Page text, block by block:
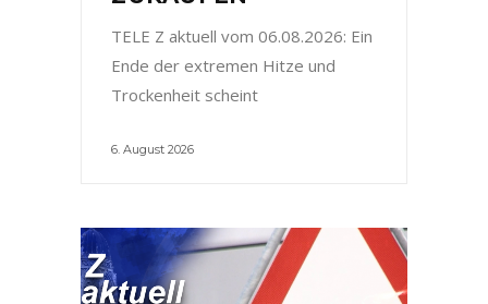
TELE Z aktuell vom 06.08.2026: Ein
Ende der extremen Hitze und
Trockenheit scheint
6. August 2026